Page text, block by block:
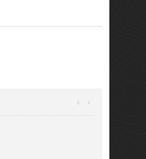
>
<